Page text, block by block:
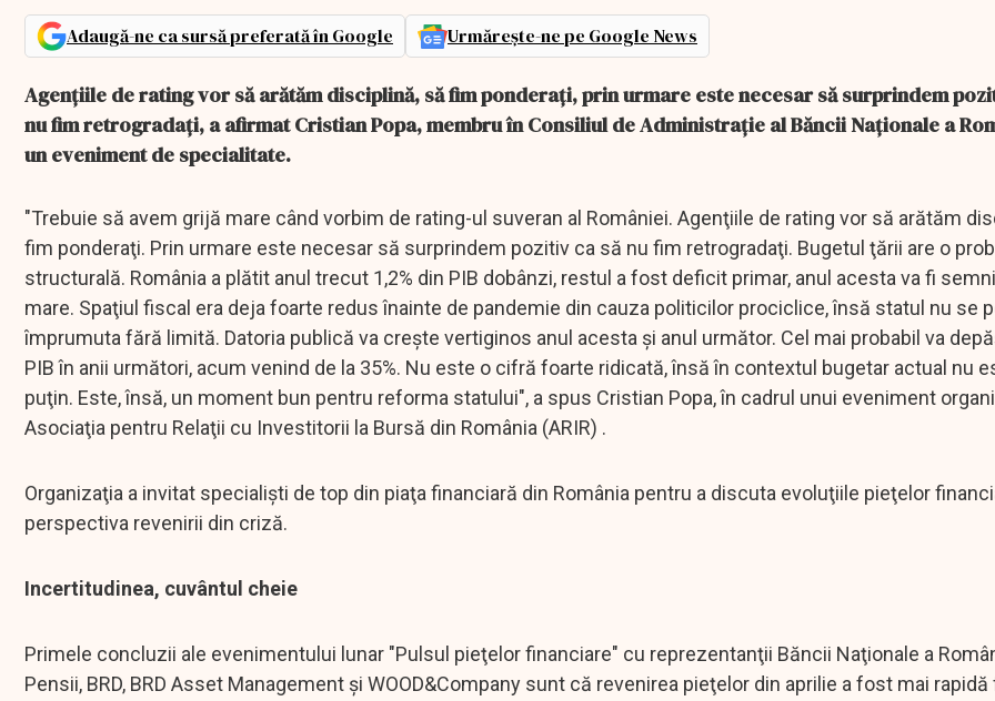
Adaugă-ne ca sursă preferată în Google Urmărește-ne pe Google News
Agenţiile de rating vor să arătăm disciplină, să fim ponderaţi, prin urmare este necesar să surprindem
nu fim retrogradaţi, a afirmat Cristian Popa, membru în Consiliul de Administraţie al Băncii Naţionale a
un eveniment de specialitate.
"Trebuie să avem grijă mare când vorbim de rating-ul suveran al României. Agenţiile de rating vor să arătăm
fim ponderaţi. Prin urmare este necesar să surprindem pozitiv ca să nu fim retrogradaţi. Bugetul ţării are o
structurală. România a plătit anul trecut 1,2% din PIB dobânzi, restul a fost deficit primar, anul acesta va fi
mare. Spaţiul fiscal era deja foarte redus înainte de pandemie din cauza politicilor prociclice, însă statul nu se
împrumuta fără limită. Datoria publică va creşte vertiginos anul acesta şi anul următor. Cel mai probabil va
PIB în anii următori, acum venind de la 35%. Nu este o cifră foarte ridicată, însă în contextul bugetar actual nu
puţin. Este, însă, un moment bun pentru reforma statului", a spus Cristian Popa, în cadrul unui eveniment
Asociaţia pentru Relaţii cu Investitorii la Bursă din România (ARIR) .
Organizaţia a invitat specialişti de top din piaţa financiară din România pentru a discuta evoluţiile pieţelor
perspectiva revenirii din criză.
Incertitudinea, cuvântul cheie
Primele concluzii ale evenimentului lunar "Pulsul pieţelor financiare" cu reprezentanţii Băncii Naţionale a
Pensii, BRD, BRD Asset Management şi WOOD&Company sunt că revenirea pieţelor din aprilie a fost mai rapidă